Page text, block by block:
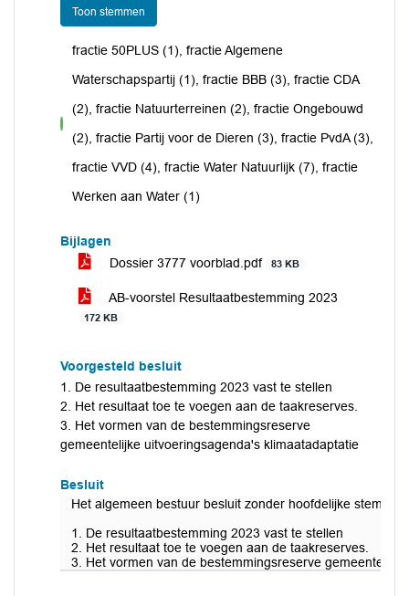
Toon stemmen
voor
fractie 50PLUS (1), fractie Algemene
Waterschapspartij (1), fractie BBB (3), fractie CDA
(2), fractie Natuurterreinen (2), fractie Ongebouwd
(2), fractie Partij voor de Dieren (3), fractie PvdA (3),
fractie VVD (4), fractie Water Natuurlijk (7), fractie
Werken aan Water (1)
Bijlagen
Dossier 3777 voorblad.pdf
83 KB
AB-voorstel Resultaatbestemming 2023
172 KB
Voorgesteld besluit
1. De resultaatbestemming 2023 vast te stellen
2. Het resultaat toe te voegen aan de taakreserves.
3. Het vormen van de bestemmingsreserve
gemeentelijke uitvoeringsagenda's klimaatadaptatie
Besluit
Het algemeen bestuur besluit zonder hoofdelijke
1. De resultaatbestemming 2023 vast te stellen
2. Het resultaat toe te voegen aan de taakreserves.
3. Het vormen van de bestemmingsreserve